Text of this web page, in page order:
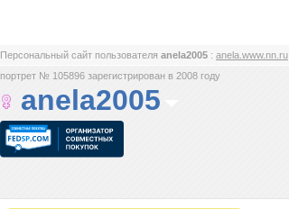
Персональный сайт пользователя anela2005 : anela.www.nn.ru
портрет № 105896 зарегистрирован в 2008 году
anela2005